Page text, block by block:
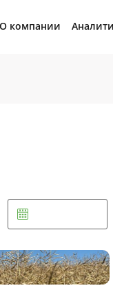
О компании